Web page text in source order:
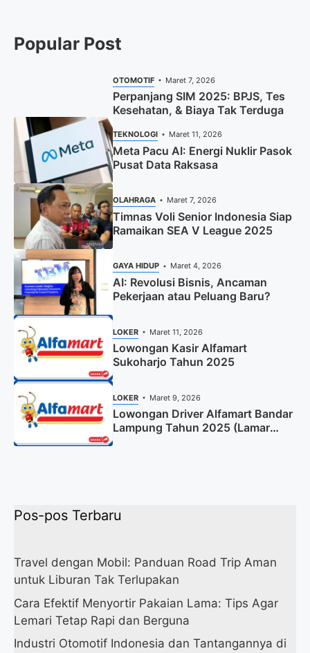
Popular Post
OTOMOTIF Maret 7, 2026
Perpanjang SIM 2025: BPJS, Tes
Kesehatan, & Biaya Tak Terduga
TEKNOLOGI Maret 11, 2026
Meta Pacu AI: Energi Nuklir Pasok
Pusat Data Raksasa
OLAHRAGA Maret 7, 2026
Timnas Voli Senior Indonesia Siap
Ramaikan SEA V League 2025
GAYA HIDUP Maret 4, 2026
AI: Revolusi Bisnis, Ancaman
Pekerjaan atau Peluang Baru?
LOKER Maret 11, 2026
Lowongan Kasir Alfamart
Sukoharjo Tahun 2025
LOKER Maret 9, 2026
Lowongan Driver Alfamart Bandar
Lampung Tahun 2025 (Lamar
Sekarang)
Pos-pos Terbaru
Travel dengan Mobil: Panduan Road Trip Aman
untuk Liburan Tak Terlupakan
Cara Efektif Menyortir Pakaian Lama: Tips Agar
Lemari Tetap Rapi dan Berguna
Industri Otomotif Indonesia dan Tantangannya di